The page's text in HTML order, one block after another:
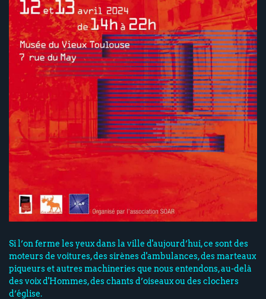
Si l’on ferme les yeux dans la ville d'aujourd’hui, ce sont des
moteurs de voitures, des sirènes d'ambulances, des marteaux
piqueurs et autres machineries que nous entendons, au-delà
des voix d'Hommes, des chants d’oiseaux ou des clochers
d’église.